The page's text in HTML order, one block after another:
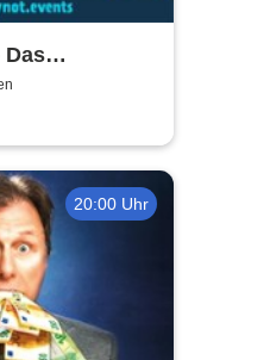
Das
20:00 Uhr